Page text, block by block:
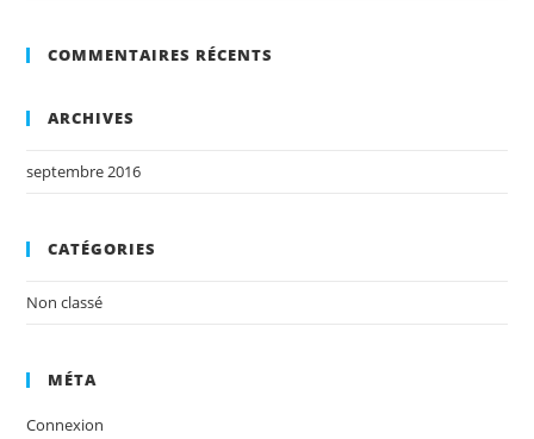
COMMENTAIRES RÉCENTS
ARCHIVES
septembre 2016
CATÉGORIES
Non classé
MÉTA
Connexion